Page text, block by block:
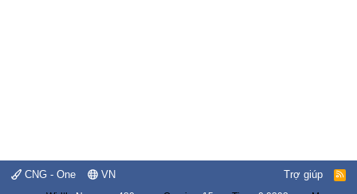
CNG - One VN Trợ giúp
R